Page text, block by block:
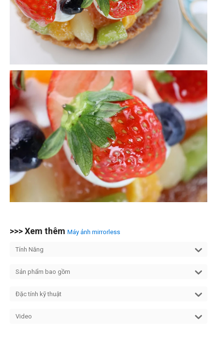
>>> Xem thêm Máy ảnh mirrorless
Tính Năng
Sản phẩm bao gồm
Đặc tính kỹ thuật
Video